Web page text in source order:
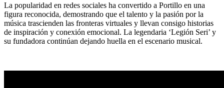
La popularidad en redes sociales ha convertido a Portillo en una
figura reconocida, demostrando que el talento y la pasión por la
música trascienden las fronteras virtuales y llevan consigo historias
de inspiración y conexión emocional. La legendaria ‘Legión Seri’ y
su fundadora continúan dejando huella en el escenario musical.